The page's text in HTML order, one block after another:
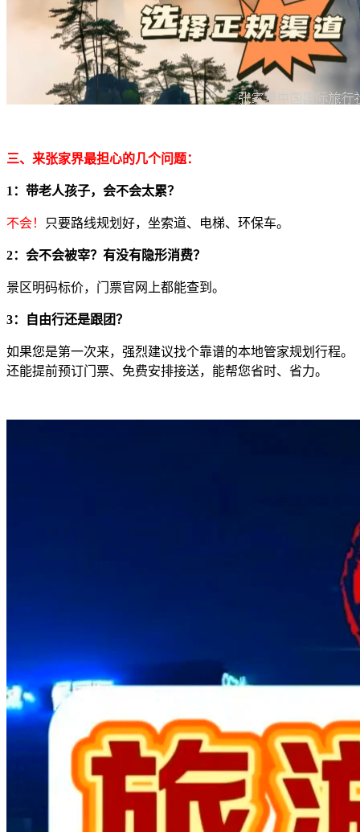
三、来张家界最担心的几个问题：
1：带老人孩子，会不会太累？
不会！ 只要路线规划好，坐索道、电梯、环保车。
2：会不会被宰？有没有隐形消费？
景区明码标价，门票官网上都能查到。
3：自由行还是跟团？
如果您是第一次来，强烈建议找个靠谱的本地管家规划行程。
还能提前预订门票、免费安排接送，能帮您省时、省力。